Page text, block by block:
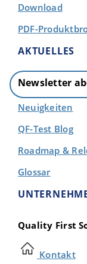
Download
PDF-
AKTUELLES
Newsletter
Neuigkeiten
QF-Test Blog
Roadmap &
Glossar
Quality First
Kontakt